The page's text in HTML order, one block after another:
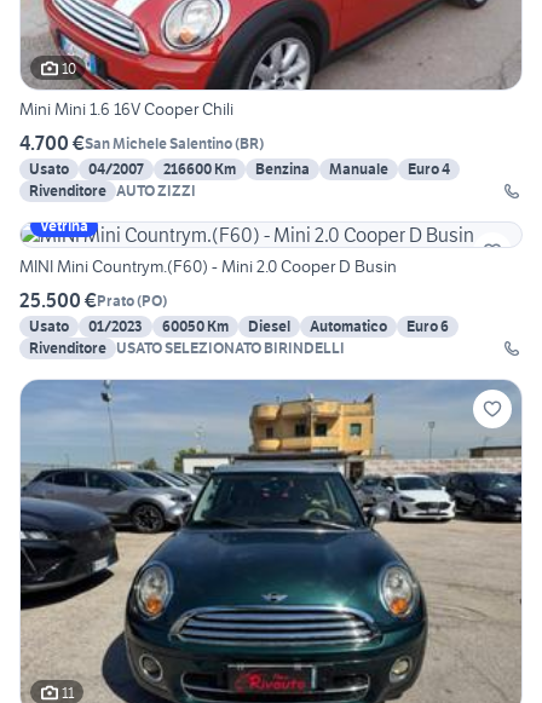
10
Mini Mini 1.6 16V Cooper Chili
4.700 €San Michele Salentino(BR)
Usato
04/2007 216600 Km Benzina Manuale
Euro 4
Rivenditore AUTO ZIZZI
Vetrina
MINI Mini Countrym.(F60) - Mini 2.0 Cooper D Busin
25.500 €Prato(PO)
Usato
01/2023 60050 Km Diesel Automatico
Euro 6
Rivenditore USATO SELEZIONATO BIRINDELLI
11